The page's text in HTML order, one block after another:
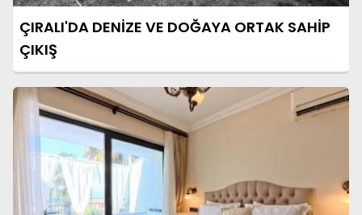
ÇIRALI'DA DENİZE VE DOĞAYA ORTAK SAHİP
ÇIKIŞ